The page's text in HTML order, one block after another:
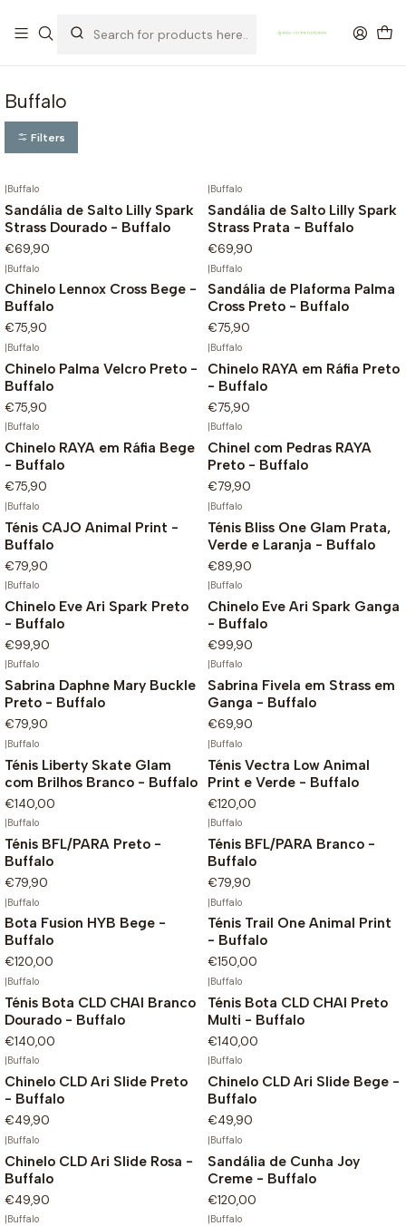
OFERTA DE PORTES DE ENVIO em compras para Portugal superiores a
80€ de artigos sem promoção
Buffalo
Filters
Buffalo
Sandália de Salto Lilly Spark
Strass Dourado - Buffalo
€69,90
Buffalo
Sandália de Salto Lilly Spark
Strass Prata - Buffalo
€69,90
|Buffalo
Chinelo Lennox Cross Bege -
Buffalo
€75,90
|Buffalo
Sandália de Plaforma Palma
Cross Preto - Buffalo
€75,90
|Buffalo
Chinelo Palma Velcro Preto -
Buffalo
€75,90
|Buffalo
Chinelo RAYA em Ráfia Preto
- Buffalo
€75,90
Buffalo
Chinelo RAYA em Ráfia Bege
- Buffalo
€75,90
Buffalo
Chinel com Pedras RAYA
Preto - Buffalo
€79,90
|Buffalo
Ténis CAJO Animal Print -
Buffalo
€79,90
|Buffalo
Ténis Bliss One Glam Prata,
Verde e Laranja - Buffalo
€89,90
|Buffalo
Chinelo Eve Ari Spark Preto
- Buffalo
€99,90
|Buffalo
Chinelo Eve Ari Spark Ganga
- Buffalo
€99,90
Buffalo
Sabrina Daphne Mary Buckle
Preto - Buffalo
€79,90
Buffalo
Sabrina Fivela em Strass em
Ganga - Buffalo
€69,90
|Buffalo
Ténis Liberty Skate Glam
com Brilhos Branco - Buffalo
€140,00
|Buffalo
Ténis Vectra Low Animal
Print e Verde - Buffalo
€120,00
Buffalo
Ténis BFL/PARA Preto -
Buffalo
€79,90
Buffalo
Ténis BFL/PARA Branco -
Buffalo
€79,90
|Buffalo
Bota Fusion HYB Bege -
Buffalo
€120,00
|Buffalo
Ténis Trail One Animal Print
- Buffalo
€150,00
|Buffalo
Ténis Bota CLD CHAI Branco
Dourado - Buffalo
€140,00
|Buffalo
Ténis Bota CLD CHAI Preto
Multi - Buffalo
€140,00
Buffalo
Chinelo CLD Ari Slide Preto
- Buffalo
€49,90
Buffalo
Chinelo CLD Ari Slide Bege -
Buffalo
€49,90
|Buffalo
Chinelo CLD Ari Slide Rosa -
Buffalo
€49,90
|Buffalo
Sandália de Cunha Joy
Creme - Buffalo
€120,00
|Buffalo |Buffalo